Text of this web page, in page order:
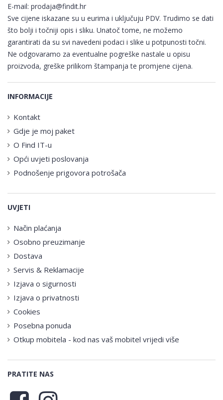
E-mail: prodaja@findit.hr
Sve cijene iskazane su u eurima i uključuju PDV. Trudimo se dati
što bolji i točniji opis i sliku. Unatoč tome, ne možemo
garantirati da su svi navedeni podaci i slike u potpunosti točni.
Ne odgovaramo za eventualne pogreške nastale u opisu
proizvoda, greške prilikom štampanja te promjene cijena.
INFORMACIJE
Kontakt
Gdje je moj paket
O Find IT-u
Opći uvjeti poslovanja
Podnošenje prigovora potrošača
UVJETI
Način plaćanja
Osobno preuzimanje
Dostava
Servis & Reklamacije
Izjava o sigurnosti
Izjava o privatnosti
Cookies
Posebna ponuda
Otkup mobitela - kod nas vaš mobitel vrijedi više
PRATITE NAS